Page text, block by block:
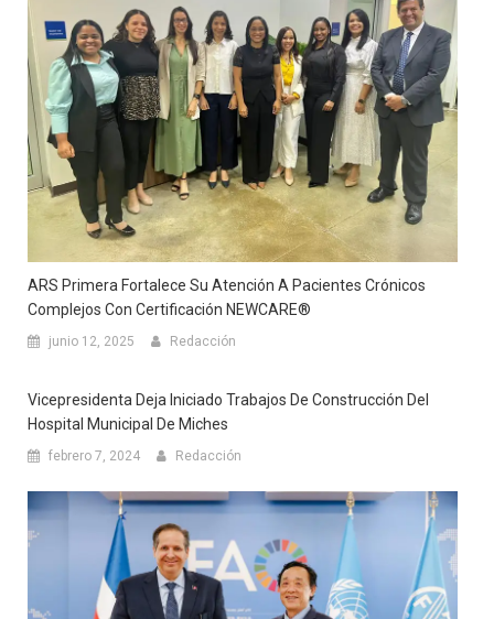
ARS Primera Fortalece Su Atención A Pacientes Crónicos
Complejos Con Certificación NEWCARE®
junio 12, 2025 Redacción
Vicepresidenta Deja Iniciado Trabajos De Construcción Del
Hospital Municipal De Miches
febrero 7, 2024 Redacción